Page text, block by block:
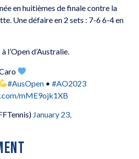
en huitièmes de finale contre la
Une défaire en 2 sets : 7-6 6-4 en
l’Open d’Australie.
#AusOpen •#AO2023
mME9ojk1XB
January 23,